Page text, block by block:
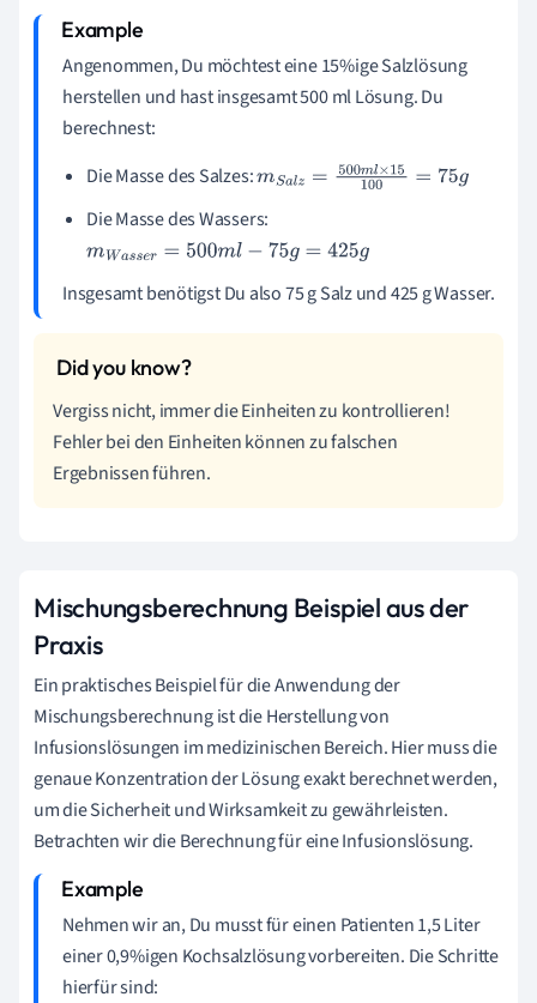
Angenommen, Du möchtest eine 15%ige Salzlösung
herstellen und hast insgesamt 500 ml Lösung. Du
berechnest:
Die Masse des Salzes:mSalz =500ml×15100=75g
Die Masse des Wassers:
mWasser =500ml−75 g= 425g
Insgesamt benötigst Du also 75 g Salz und 425 g Wasser.
Vergiss nicht, immer die Einheiten zu kontrollieren!
Fehler bei den Einheiten können zu falschen
Ergebnissen führen.
Mischungsberechnung Beispiel aus der
Praxis
Ein praktisches Beispiel für die Anwendung der
Mischungsberechnung ist die Herstellung von
Infusionslösungen im medizinischen Bereich. Hier muss die
genaue Konzentration der Lösung exakt berechnet werden,
um die Sicherheit und Wirksamkeit zu gewährleisten.
Betrachten wir die Berechnung für eine Infusionslösung.
Nehmen wir an, Du musst für einen Patienten 1,5 Liter
einer 0,9%igen Kochsalzlösung vorbereiten. Die Schritte
hierfür sind: